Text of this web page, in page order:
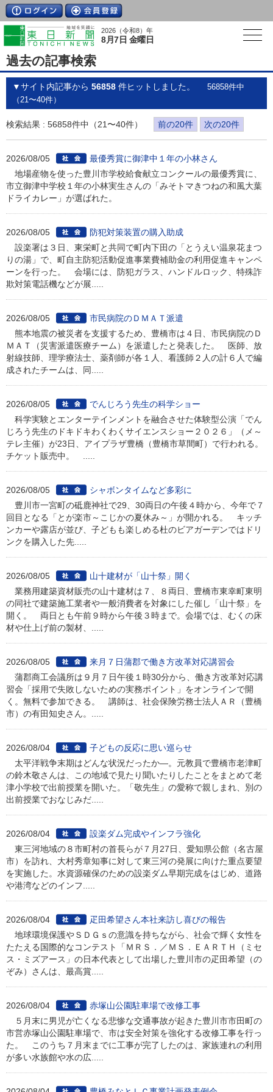
2026（令和8）年
8月7日 金曜日
過去の記事検索
▼サイト内記事から 56858 件ヒットしました。
56858件中
（21〜40件）
検索結果 : 56858件中（21〜40件） 前の20件 次の20件
2026/08/05
最優秀賞に御津中１年の小林さん
地場産物を使った豊川市学校給食献立コンクールの最優秀賞に、
市立御津中学校１年の小林実生さんの「みそトマきつねの和風大葉
ドライカレー」が選ばれた。
2026/08/05
防犯対策装置の購入助成
設楽署は３日、東栄町と共同で町内下田の「とうえい温泉花まつ
りの湯」で、町自主防犯活動促進事業費補助金の利用促進キャンペ
ーンを行った。 会場には、防犯ガラス、ハンドルロック、特殊詐
欺対策電話機などが展.....
2026/08/05
市民病院のＤＭＡＴ派遣
熊本地震の被災者を支援するため、豊橋市は４日、市民病院のＤ
ＭＡＴ（災害派遣医療チーム）を派遣したと発表した。 医師、放
射線技師、理学療法士、薬剤師が各１人、看護師２人の計６人で編
成されたチームは、同.....
2026/08/05
でんじろう先生の科学ショー
科学実験とエンターテインメントを融合させた体験型公演「でん
じろう先生のドキドキわくわくサイエンスショー２０２６」（メ～
テレ主催）が23日、アイプラザ豊橋（豊橋市草間町）で行われる。
チケット販売中。 .....
2026/08/05
シャボンタイムなど多彩に
豊川市一宮町の砥鹿神社で29、30両日の午後４時から、今年で７
回目となる「とが楽市～こじかの夏休み～」が開かれる。 キッチ
ンカーや露店が並び、子どもも楽しめる杜のビアガーデンではドリ
ンクを購入した先.....
2026/08/05
山十建材が「山十祭」開く
業務用建築資材販売の山十建材は７、８両日、豊橋市東幸町東明
の同社で建築施工業者や一般消費者を対象にした催し「山十祭」を
開く。 両日とも午前９時から午後３時まで。会場では、むくの床
材や仕上げ前の製材、.....
2026/08/05
来月７日蒲郡で働き方改革対応講習会
蒲郡商工会議所は９月７日午後１時30分から、働き方改革対応講
習会「採用で失敗しないための実務ポイント」をオンラインで開
く。無料で参加できる。 講師は、社会保険労務士法人ＡＲ（豊橋
市）の有田知史さん。.....
2026/08/04
子どもの反応に思い巡らせ
太平洋戦争末期はどんな状況だったか―。元教員で豊橋市老津町
の鈴木敬さんは、この地域で見たり聞いたりしたことをまとめて老
津小学校で出前授業を開いた。「敬先生」の愛称で親しまれ、別の
出前授業でおなじみだ.....
2026/08/04
設楽ダム完成やインフラ強化
東三河地域の８市町村の首長らが７月27日、愛知県公館（名古屋
市）を訪れ、大村秀章知事に対して東三河の発展に向けた重点要望
を実施した。水資源確保のための設楽ダム早期完成をはじめ、道路
や港湾などのインフ.....
2026/08/04
疋田希望さん本社来訪し喜びの報告
地球環境保護やＳＤＧｓの意識を持ちながら、社会で輝く女性を
たたえる国際的なコンテスト「ＭＲＳ．／ＭＳ．ＥＡＲＴＨ（ミセ
ス・ミズアース」の日本代表として出場した豊川市の疋田希望（の
ぞみ）さんは、最高賞.....
2026/08/04
赤塚山公園駐車場で改修工事
５月末に男児が亡くなる悲惨な交通事故が起きた豊川市市田町の
市営赤塚山公園駐車場で、市は安全対策を強化する改修工事を行っ
た。 このうち７月末までに工事が完了したのは、家族連れの利用
が多い水族館や水の広.....